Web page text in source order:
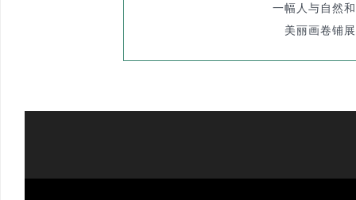
一幅人与自然
美丽画卷铺